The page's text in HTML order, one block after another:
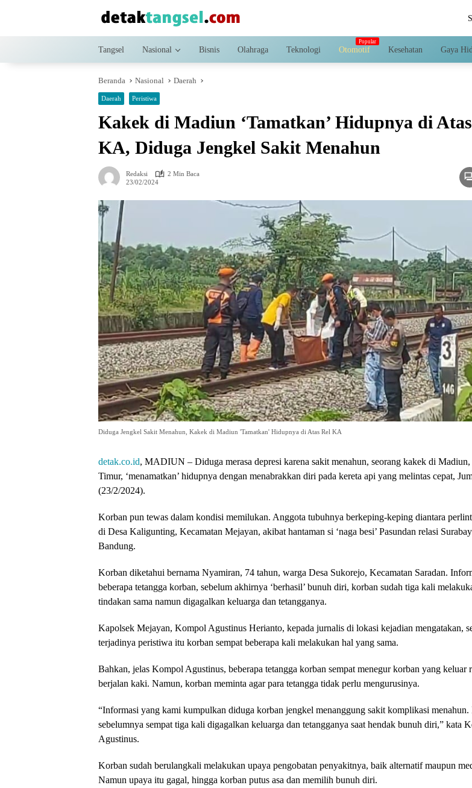
Tangsel Nasional Bisnis Olahraga Teknologi Otomotif Kesehatan Gaya
Beranda Nasional Daerah
Daerah Peristiwa
Kakek di Madiun ‘Tamatkan’ Hidupnya di
KA, Diduga Jengkel Sakit Menahun
Redaksi
2 Min Baca
23/02/2024
Diduga Jengkel Sakit Menahun, Kakek di Madiun 'Tamatkan' Hidupnya di Atas Rel KA
detak.co.id, MADIUN – Diduga merasa depresi karena sakit menahun, seorang kakek di Madiun,
Timur, ‘menamatkan’ hidupnya dengan menabrakkan diri pada kereta api yang melintas cepat,
(23/2/2024).
Korban pun tewas dalam kondisi memilukan. Anggota tubuhnya berkeping-keping diantara
di Desa Kaligunting, Kecamatan Mejayan, akibat hantaman si ‘naga besi’ Pasundan relasi
Bandung.
Korban diketahui bernama Nyamiran, 74 tahun, warga Desa Sukorejo, Kecamatan Saradan.
beberapa tetangga korban, sebelum akhirnya ‘berhasil’ bunuh diri, korban sudah tiga kali
tindakan sama namun digagalkan keluarga dan tetangganya.
Kapolsek Mejayan, Kompol Agustinus Herianto, kepada jurnalis di lokasi kejadian mengatakan,
terjadinya peristiwa itu korban sempat beberapa kali melakukan hal yang sama.
Bahkan, jelas Kompol Agustinus, beberapa tetangga korban sempat menegur korban yang keluar
berjalan kaki. Namun, korban meminta agar para tetangga tidak perlu mengurusinya.
“Informasi yang kami kumpulkan diduga korban jengkel menanggung sakit komplikasi menahun.
sebelumnya sempat tiga kali digagalkan keluarga dan tetangganya saat hendak bunuh diri,” kata
Agustinus.
Korban sudah berulangkali melakukan upaya pengobatan penyakitnya, baik alternatif maupun
Namun upaya itu gagal, hingga korban putus asa dan memilih bunuh diri.